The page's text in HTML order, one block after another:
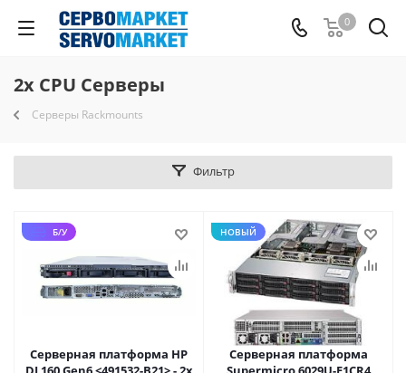
0
2x CPU Серверы
Серверы Rackmounts
Фильтр
Б/У
Серверная платформа HP
НОВЫЙ
Серверная платформа